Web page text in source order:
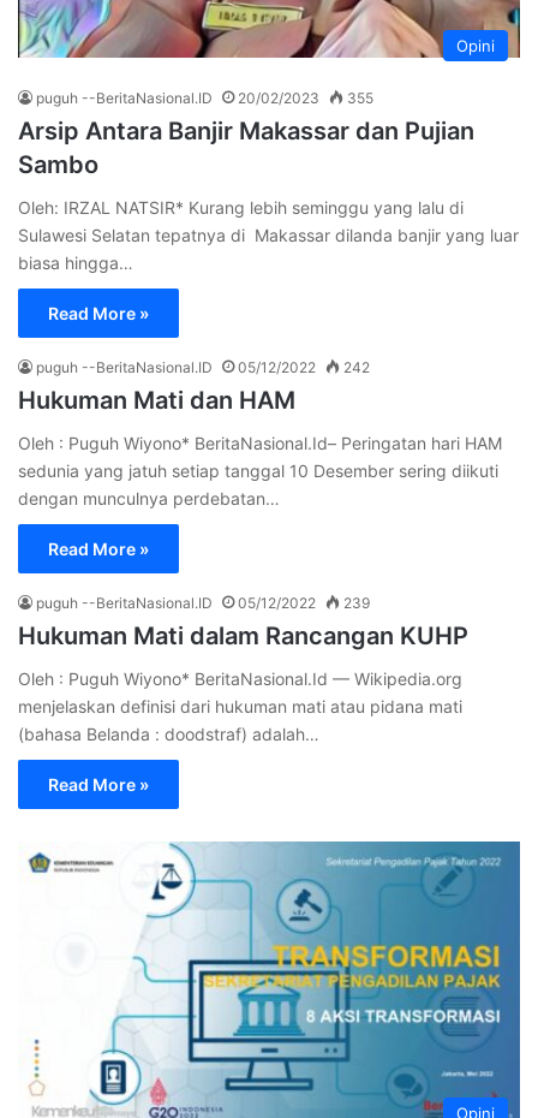
Opini
puguh --BeritaNasional.ID 20/02/2023 355
Arsip Antara Banjir Makassar dan Pujian
Sambo
Oleh: IRZAL NATSIR* Kurang lebih seminggu yang lalu di
Sulawesi Selatan tepatnya di Makassar dilanda banjir yang luar
biasa hingga…
Read More »
puguh --BeritaNasional.ID 05/12/2022 242
Hukuman Mati dan HAM
Oleh : Puguh Wiyono* BeritaNasional.Id– Peringatan hari HAM
sedunia yang jatuh setiap tanggal 10 Desember sering diikuti
dengan munculnya perdebatan…
Read More »
puguh --BeritaNasional.ID 05/12/2022 239
Hukuman Mati dalam Rancangan KUHP
Oleh : Puguh Wiyono* BeritaNasional.Id — Wikipedia.org
menjelaskan definisi dari hukuman mati atau pidana mati
(bahasa Belanda : doodstraf) adalah…
Read More »
Opini